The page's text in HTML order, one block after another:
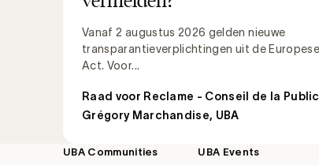
Vanaf 2 augustus 2026 gelden nieuwe
transparantieverplichtingen uit de Europese
Act. Voor...
Raad voor Reclame - Conseil de la
Grégory Marchandise, UBA
Footer
UBA Communities UBA Events